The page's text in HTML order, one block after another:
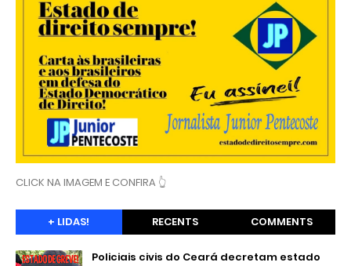
CLICK NA IMAGEM E CONFIRA 👆
+ LIDAS! RECENTS COMMENTS
Policiais civis do Ceará decretam estado